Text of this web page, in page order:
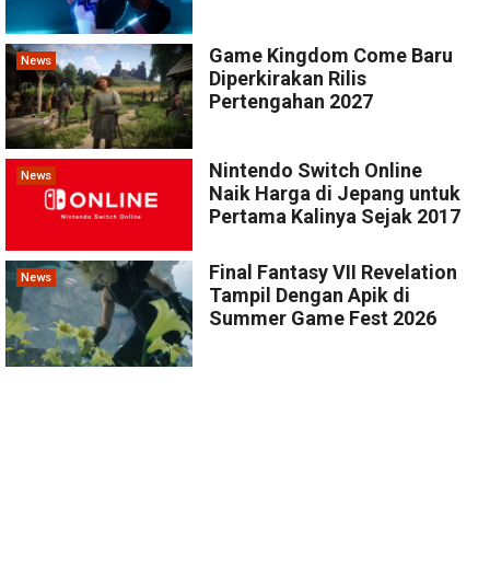
News
Game Kingdom Come Baru
Diperkirakan Rilis
Pertengahan 2027
News
Nintendo Switch Online
Naik Harga di Jepang untuk
Pertama Kalinya Sejak 2017
News
Final Fantasy VII Revelation
Tampil Dengan Apik di
Summer Game Fest 2026